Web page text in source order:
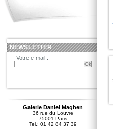
NEWSLETTER
Votre e-mail :
Galerie Daniel Maghen
36 rue du Louvre
75001 Paris
Tel.: 01 42 84 37 39